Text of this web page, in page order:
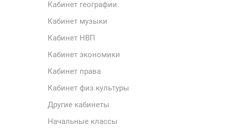
Кабинет географии
Кабинет музыки
Кабинет НВП
Кабинет экономики
Кабинет права
Кабинет физ.культуры
Другие кабинеты
Начальные классы